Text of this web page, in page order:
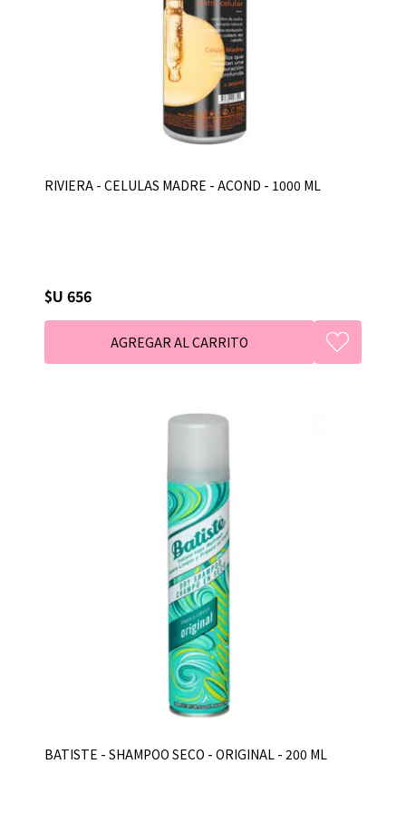
RIVIERA - CELULAS MADRE - ACOND - 1000 ML
$U 656
BATISTE - SHAMPOO SECO - ORIGINAL - 200 ML